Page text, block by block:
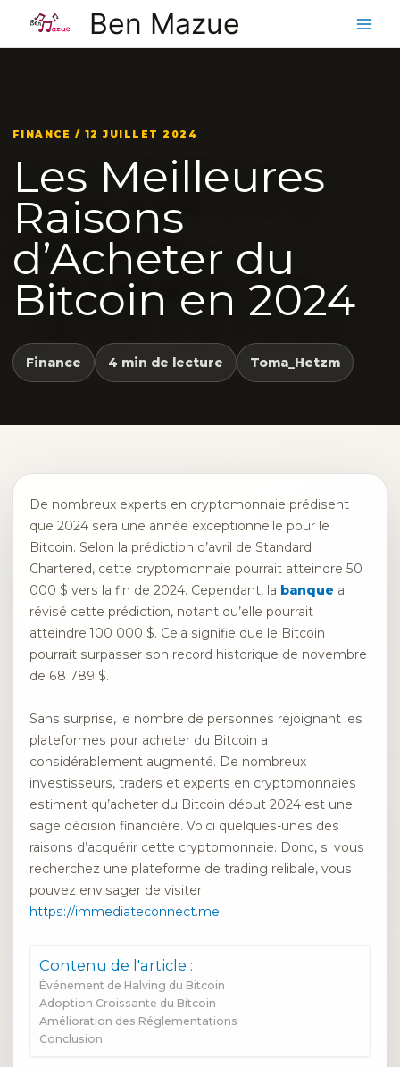
contenu
Ben Mazue
FINANCE / 12 JUILLET 2024
Les Meilleures
Raisons
d’Acheter du
Bitcoin en 2024
Finance 4 min de lecture Toma_Hetzm
De nombreux experts en cryptomonnaie prédisent
que 2024 sera une année exceptionnelle pour le
Bitcoin. Selon la prédiction d’avril de Standard
Chartered, cette cryptomonnaie pourrait atteindre 50
000 $ vers la fin de 2024. Cependant, la banque a
révisé cette prédiction, notant qu’elle pourrait
atteindre 100 000 $. Cela signifie que le Bitcoin
pourrait surpasser son record historique de novembre
de 68 789 $.
Sans surprise, le nombre de personnes rejoignant les
plateformes pour acheter du Bitcoin a
considérablement augmenté. De nombreux
investisseurs, traders et experts en cryptomonnaies
estiment qu’acheter du Bitcoin début 2024 est une
sage décision financière. Voici quelques-unes des
raisons d’acquérir cette cryptomonnaie. Donc, si vous
recherchez une plateforme de trading relibale, vous
pouvez envisager de visiter
https://immediateconnect.me.
Contenu de l'article :
Événement de Halving du Bitcoin
Adoption Croissante du Bitcoin
Amélioration des Réglementations
Conclusion